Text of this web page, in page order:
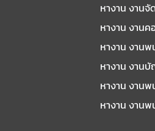
หางาน งาน
หางาน งานค
หางาน งาน
หางาน งาน
หางาน งาน
หางาน งาน